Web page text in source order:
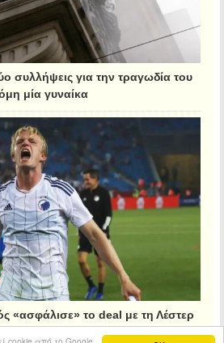
συλλήψεις για την τραγωδία του
μία γυναίκα
«ασφάλισε» το deal με τη Λέστερ